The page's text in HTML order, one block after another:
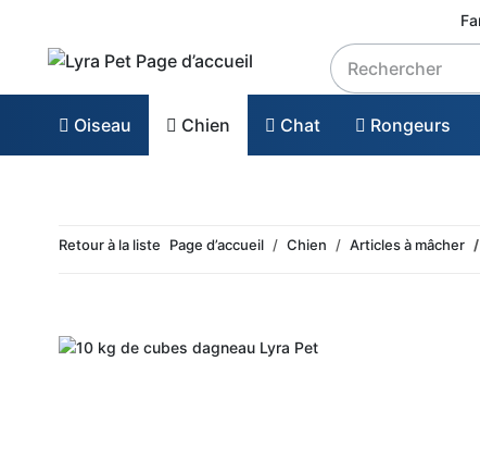
Oiseau Chien Chat Rongeurs
Retour à la liste Page d’accueil Chien Articles à mâcher